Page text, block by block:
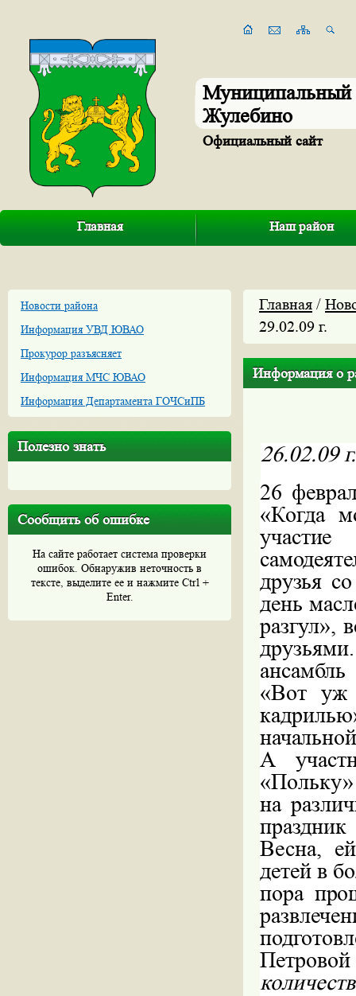
Муниципальный
Жулебино
Официальный сайт
Главная Наш район
Новости района
Информация УВД ЮВАО
Прокурор разъясняет
Информация МЧС ЮВАО
Информация Департамента ГОЧСиПБ
Полезно знать
Сообщить об ошибке
На сайте работает система проверки
ошибок. Обнаружив неточность в
тексте, выделите ее и нажмите Ctrl +
Enter.
Главная /
29.02.09 г.
Информация о
26.02.09
26
«Когда
друзья
день
разгул»,
«Вот уж
А
на
Весна,
детей в
пора